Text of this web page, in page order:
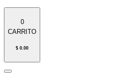
0
CARRITO
$ 0.00